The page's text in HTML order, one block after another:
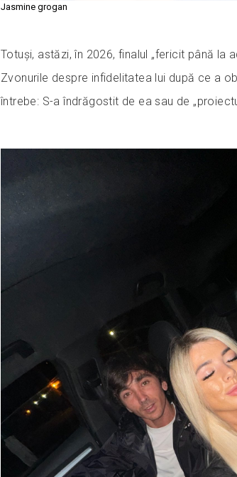
Jasmine grogan
Totuși, astăzi, în 2026, finalul „fericit până la
Zvonurile despre infidelitatea lui după ce a
întrebe: S-a îndrăgostit de ea sau de